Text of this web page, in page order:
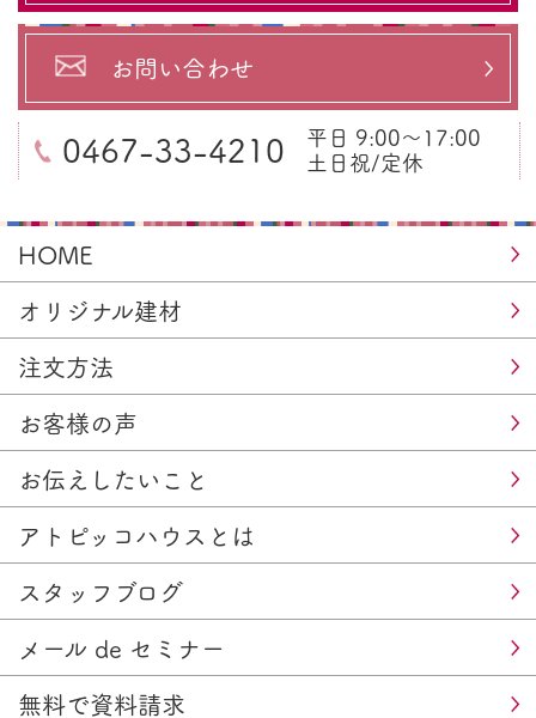
お問い合わせ
0467-33-4210
平日 9:00～17:00
土日祝/定休
HOME
オリジナル建材
注文方法
お客様の声
お伝えしたいこと
アトピッコハウスとは
スタッフブログ
メール de セミナー
無料で資料請求